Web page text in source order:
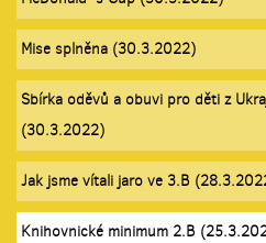
Mise splněna (30.3.2022)
Sbírka oděvů a obuvi pro děti z
(30.3.2022)
Jak jsme vítali jaro ve 3.B
Knihovnické minimum 2.B